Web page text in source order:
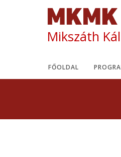
Mikszáth
FŐOLDAL